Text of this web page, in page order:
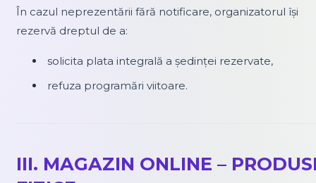
În cazul neprezentării fără notificare, organizatorul își
rezervă dreptul de a:
solicita plata integrală a ședinței rezervate,
refuza programări viitoare.
III. MAGAZIN ONLINE –